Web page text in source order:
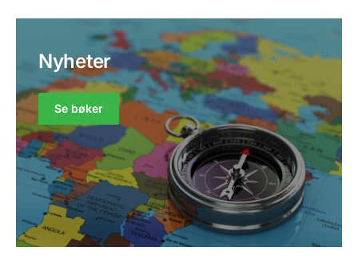
Nyheter
Se bøker